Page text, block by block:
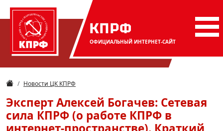
КПРФ
ОФИЦИАЛЬНЫЙ ИНТЕРНЕТ-САЙТ
Новости ЦК КПРФ
Эксперт Алексей Богачев: Сетевая
сила КПРФ (о работе КПРФ в